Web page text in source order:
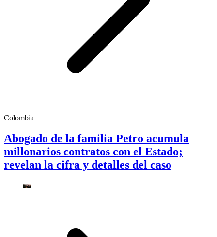
Colombia
Abogado de la familia Petro acumula
millonarios contratos con el Estado;
revelan la cifra y detalles del caso